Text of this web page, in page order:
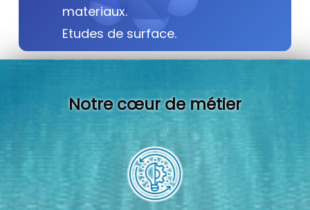
materiaux.
Etudes de surface.
Notre cœur de métier